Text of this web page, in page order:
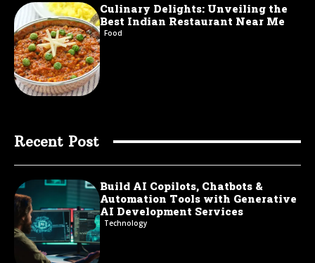
Culinary Delights: Unveiling the
Best Indian Restaurant Near Me
Food
Recent Post
Build AI Copilots, Chatbots &
Automation Tools with Generative
AI Development Services
Technology